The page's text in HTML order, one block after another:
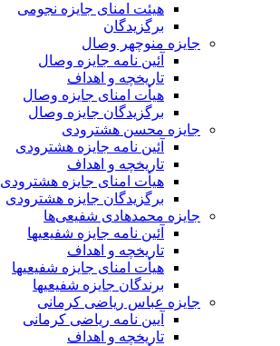
هیئت امنای جایزه نجومی
برگزیدگان
جایزه منوچهر وصال
آئین نامه جایزه وصال
تاریخچه و اهداف
هیأت امنای جایزه وصال
برگزیدگان جایزه وصال
جایزه محسن هشترودی
آئین نامه جایزه هشترودی
تاریخچه و اهداف
هیأت امنای جایزه هشترودی
برگزیدگان جایزه هشترودی
جایزه محمدهادی شفیعی‌ها
آئین نامه جایزه شفیعیها
تاریخچه و اهداف
هیأت امنای جایزه شفیعیها
برندگان جایزه شفیعیها
جایزه عباس ریاضی کرمانی
آیین نامه ریاضی کرمانی
تاریخچه و اهداف